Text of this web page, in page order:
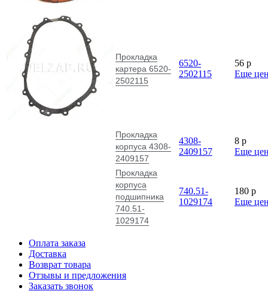
Прокладка
картера 6520-
2502115
6520-
2502115
56 p
Еще
Прокладка
корпуса 4308-
2409157
4308-
2409157
8 p
Еще
Прокладка
корпуса
подшипника
740.51-
1029174
740.51-
1029174
180 p
Еще
Оплата заказа
Доставка
Возврат товара
Отзывы и предложения
Заказать звонок